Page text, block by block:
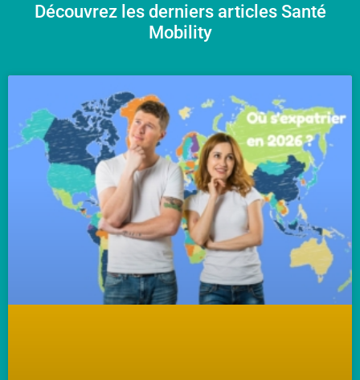
Découvrez les derniers articles Santé
Mobility